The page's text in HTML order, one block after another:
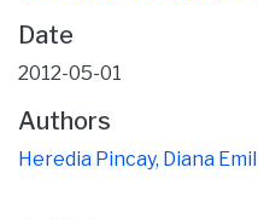
Date
2012-05-01
Authors
Heredia Pincay, Diana